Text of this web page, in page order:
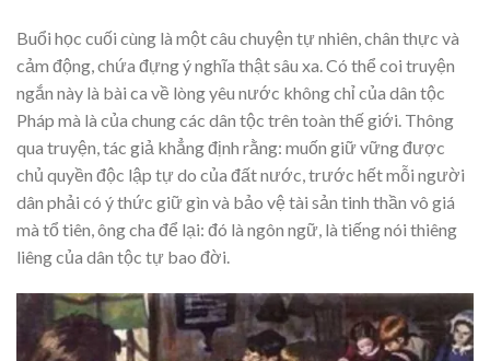
Buổi học cuối cùng là một câu chuyện tự nhiên, chân thực và
cảm động, chứa đựng ý nghĩa thật sâu xa. Có thể coi truyện
ngắn này là bài ca về lòng yêu nước không chỉ của dân tộc
Pháp mà là của chung các dân tộc trên toàn thế giới. Thông
qua truyện, tác giả khẳng định rằng: muốn giữ vững được
chủ quyền độc lập tự do của đất nước, trước hết mỗi người
dân phải có ý thức giữ gìn và bảo vệ tài sản tinh thần vô giá
mà tổ tiên, ông cha để lại: đó là ngôn ngữ, là tiếng nói thiêng
liêng của dân tộc tự bao đời.